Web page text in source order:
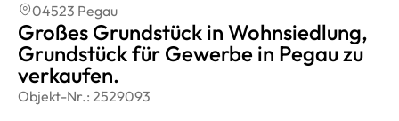
04523 Pegau
Großes Grundstück in Wohnsiedlung,
Grundstück für Gewerbe in Pegau zu
verkaufen.
Objekt-Nr.: 2529093